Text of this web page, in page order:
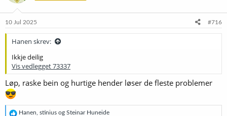
n
e
10 Jul 2025 #716
Hanen skrev:
Ikkje deilig
Vis vedlegget 73337
Løp, raske bein og hurtige hender løser de fleste problemer
R
Hanen stinius og Steinar Huneide